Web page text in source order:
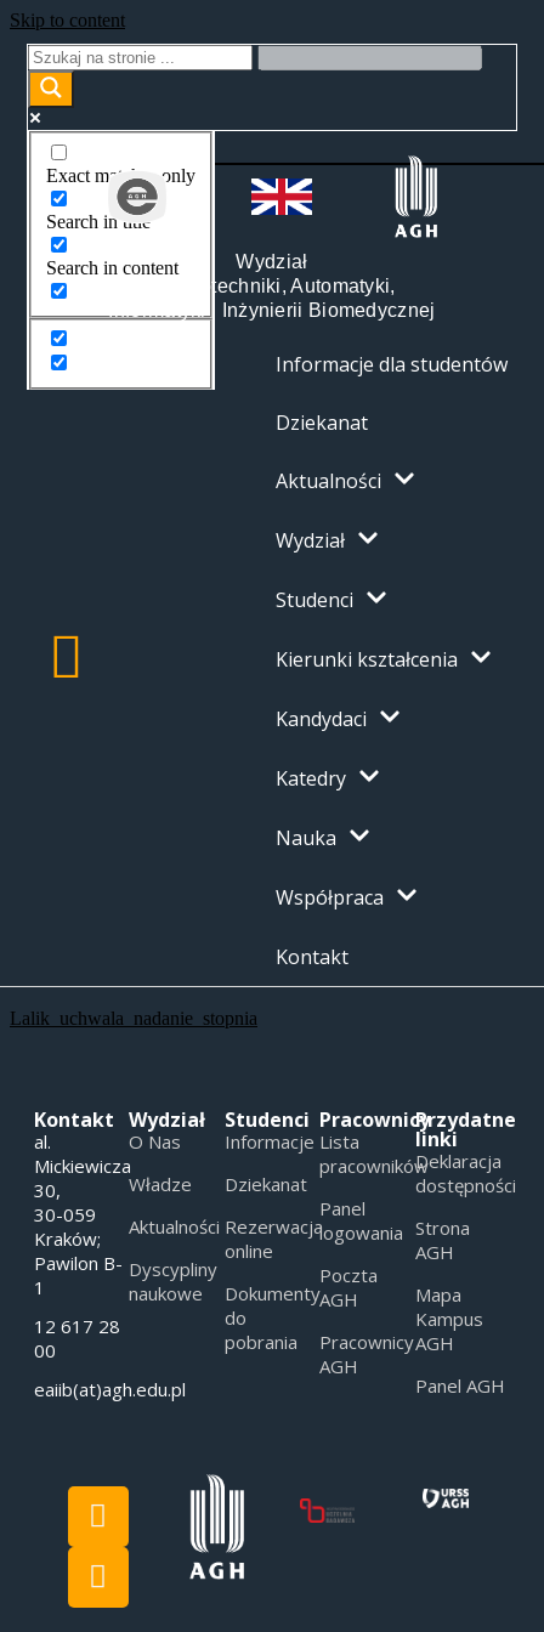
Skip to content
Exact matches only
Search in title
Search in content
Wydział
Elektrotechniki, Automatyki,
Informatyki i Inżynierii Biomedycznej
Informacje dla studentów
Dziekanat
Aktualności
Wydział
Studenci
Kierunki kształcenia
Kandydaci
Katedry
Nauka
Współpraca
Kontakt
Lalik_uchwala_nadanie_stopnia
Kontakt
al.
Mickiewicza
30,
30-059
Kraków;
Pawilon B-
1
12 617 28
00
eaiib(at)agh.edu.pl
Wydział
O Nas
Władze
Aktualności
Dyscypliny
naukowe
Studenci
Informacje
Dziekanat
Rezerwacja
online
Dokumenty
do
pobrania
Pracownicy
Lista
pracowników
Panel
logowania
Poczta
AGH
Pracownicy
AGH
Przydatne
linki
Deklaracja
dostępności
Strona
AGH
Mapa
Kampus
AGH
Panel AGH